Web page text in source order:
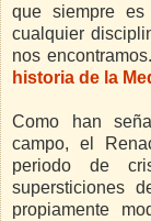
que siempre
cualquier
nos
historia de la
Como han
campo, el
periodo de
supersticiones
propiamente